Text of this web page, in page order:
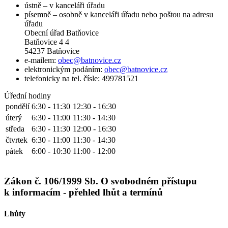
ústně – v kanceláři úřadu
písemně – osobně v kanceláři úřadu nebo poštou na adresu
úřadu
Obecní úřad Batňovice
Batňovice 4 4
54237 Batňovice
e-mailem: obec@batnovice.cz
elektronickým podáním: obec@batnovice.cz
telefonicky na tel. čísle: 499781521
Úřední hodiny
pondělí 6:30 - 11:30 12:30 - 16:30
úterý
6:30 - 11:00 11:30 - 14:30
středa
6:30 - 11:30 12:00 - 16:30
čtvrtek 6:30 - 11:00 11:30 - 14:30
pátek
6:00 - 10:30 11:00 - 12:00
Zákon č. 106/1999 Sb. O svobodném přístupu
k informacím - přehled lhůt a termínů
Lhůty